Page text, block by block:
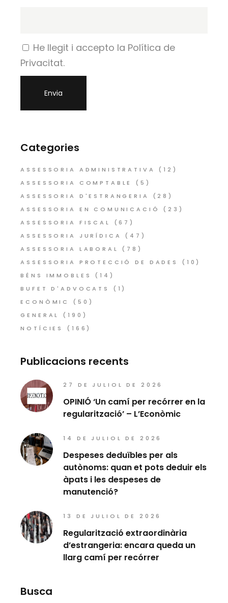
He llegit i accepto la Política de
Privacitat.
Categories
ASSESSORIA ADMINISTRATIVA
(12)
ASSESSORIA COMPTABLE
(5)
ASSESSORIA D'ESTRANGERIA
(28)
ASSESSORIA EN COMUNICACIÓ
(23)
ASSESSORIA FISCAL
(67)
ASSESSORIA JURÍDICA
(47)
ASSESSORIA LABORAL
(78)
ASSESSORIA PROTECCIÓ DE DADES
(10)
BÉNS IMMOBLES
(14)
BUFET D'ADVOCATS
(1)
ECONÒMIC
(50)
GENERAL
(190)
NOTÍCIES
(166)
Publicacions recents
27 DE JULIOL DE 2026
OPINIÓ ‘Un camí per recórrer en la
regularització’ – L’Econòmic
14 DE JULIOL DE 2026
Despeses deduïbles per als
autònoms: quan et pots deduir els
àpats i les despeses de
manutenció?
13 DE JULIOL DE 2026
Regularització extraordinària
d’estrangeria: encara queda un
llarg camí per recórrer
Busca